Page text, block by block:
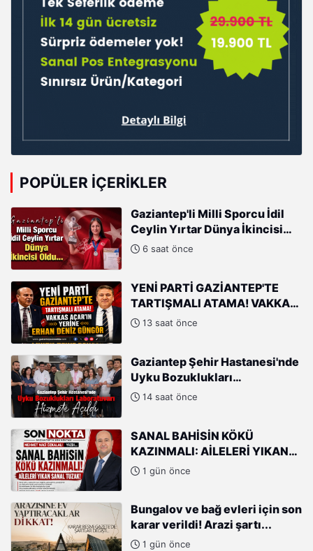
POPÜLER İÇERIKLER
Gaziantep'li Milli Sporcu İdil
Ceylin Yırtar Dünya İkincisi
Oldu6 saat önce
YENİ PARTİ GAZİANTEP'TE
TARTIŞMALI ATAMA! VAKKAS
AÇAR'IN YERİNE ERHAN DENİZ
13 saat önce
Gaziantep Şehir Hastanesi'nde
Uyku Bozuklukları
Laboratuvarı Hizmete Açıldı
14 saat önce
SANAL BAHİSİN KÖKÜ
KAZINMALI: AİLELERİ YIKAN
SANAL TUZAK!
1 gün önce
Bungalov ve bağ evleri için son
karar verildi! Arazi şartı...
1 gün önce